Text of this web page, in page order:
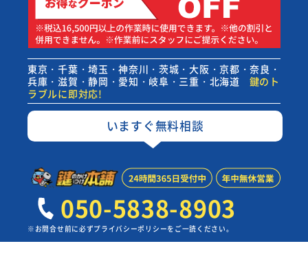
東京・千葉・埼玉・神奈川・茨城・大阪・京都・奈良・
兵庫・滋賀・静岡・愛知・岐阜・三重・北海道
鍵のト
ラブルに即対応!
いますぐ無料相談
050-5838-8903
※お問合せ前に必ずプライバシーポリシーをご一読ください。